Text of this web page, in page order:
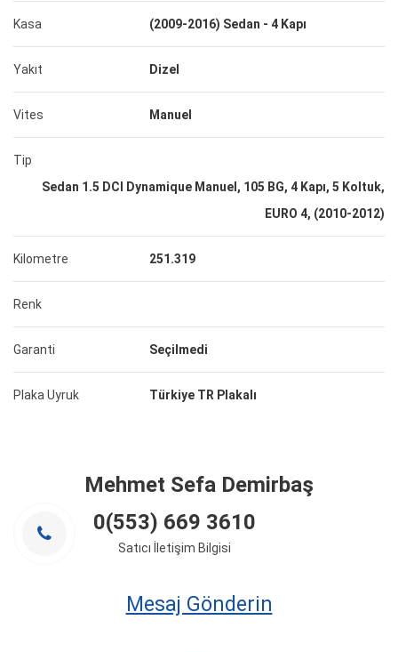
Kasa (2009-2016) Sedan - 4 Kapı
Yakıt Dizel
Vites Manuel
Tip
Sedan 1.5 DCI Dynamique Manuel, 105 BG, 4 Kapı, 5 Koltuk,
EURO 4, (2010-2012)
Kilometre 251.319
Renk
Garanti Seçilmedi
Plaka Uyruk Türkiye TR Plakalı
Mehmet Sefa Demirbaş
0(553) 669 3610
Satıcı İletişim Bilgisi
Mesaj Gönderin